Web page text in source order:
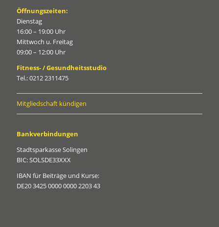
Öffnungszeiten:
Dienstag
16:00 – 19:00 Uhr
Mittwoch u. Freitag
09:00 – 12:00 Uhr
Fitness- / Gesundheitsstudio
Tel.: 0212 2311475
Mitgliedschaft kündigen
Bankverbindungen
Stadtsparkasse Solingen
BIC: SOLSDE33XXX
IBAN für Beiträge und Kurse:
DE20 3425 0000 0000 2203 43